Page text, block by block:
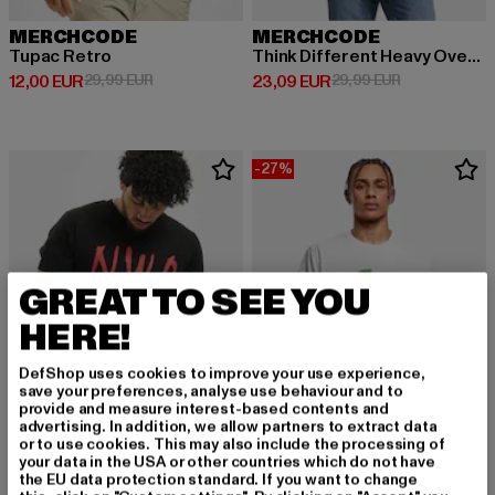
MERCHCODE
Tupac Retro
12,00 EUR
Derzeitiger Preis: 12,00 EUR
29,99 EURAktionspreis: 29,99 EUR
MERCHCODE
Think Different Heavy Oversized
23,09 EUR
Derzeitiger Preis: 23,09 EUR
29,99 EURAktionspreis:
MERCHCODE
-27%
MERCHCODE
GREAT TO SEE YOU
HERE!
DefShop uses cookies to improve your use experience,
save your preferences, analyse use behaviour and to
provide and measure interest-based contents and
advertising. In addition, we allow partners to extract data
or to use cookies. This may also include the processing of
your data in the USA or other countries which do not have
the EU data protection standard. If you want to change